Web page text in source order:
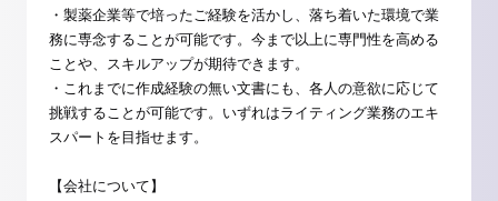
・製薬企業等で培ったご経験を活かし、落ち着いた環境で業
務に専念することが可能です。今まで以上に専門性を高める
ことや、スキルアップが期待できます。
・これまでに作成経験の無い文書にも、各人の意欲に応じて
挑戦することが可能です。いずれはライティング業務のエキ
スパートを目指せます。
【会社について】